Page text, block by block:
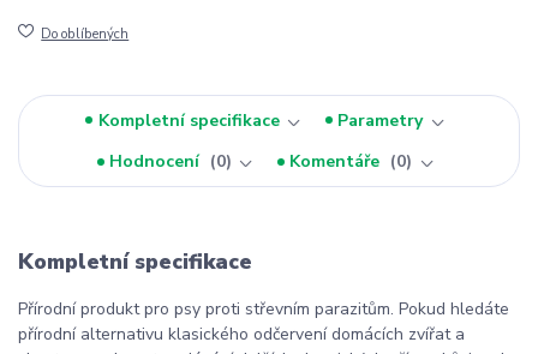
Do oblíbených
Kompletní specifikace
Parametry
Hodnocení
0 Komentáře 0
Kompletní specifikace
Přírodní produkt pro psy proti střevním parazitům. Pokud hledáte
přírodní alternativu klasického odčervení domácích zvířat a